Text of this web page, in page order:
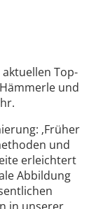
Top-
und
‚Früher
und
erleichtert
Abbildung